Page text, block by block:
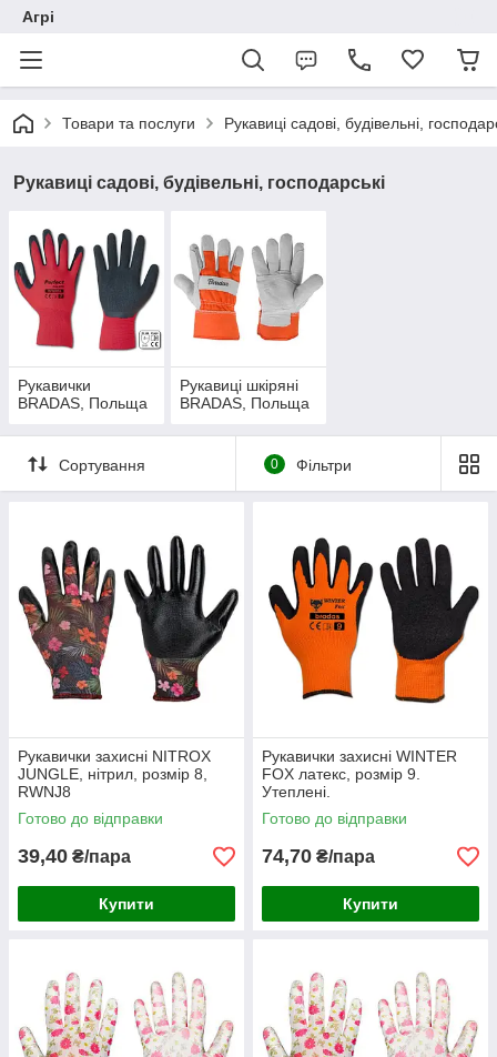
Агрі
Товари та послуги Рукавиці садові, будівельні,
Рукавиці садові, будівельні, господарські
Рукавички
BRADAS, Польща
Рукавиці шкіряні
BRADAS, Польща
Сортування 0 Фільтри
Рукавички захисні NITROX
JUNGLE, нітрил, розмір 8,
RWNJ8
Готово до відправки
39,40 ₴/пара
Купити
Рукавички захисні WINTER
FOX латекс, розмір 9.
Утеплені.
Готово до відправки
74,70 ₴/пара
Купити